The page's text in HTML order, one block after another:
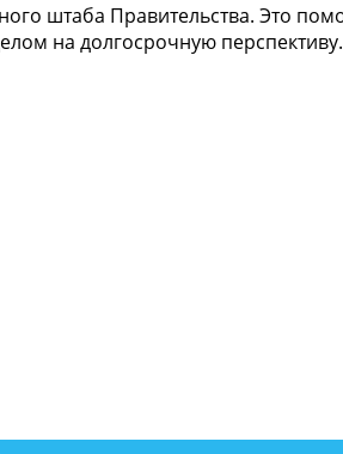
штаба Правительства. Это
на долгосрочную перспективу.